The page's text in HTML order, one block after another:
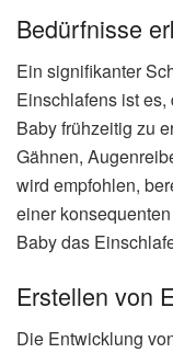
Bedürfnisse
Ein signifikanter
Einschlafens ist
Baby frühzeitig zu
Gähnen,
wird empfohlen,
einer
Baby das
Erstellen von
Die Entwicklung